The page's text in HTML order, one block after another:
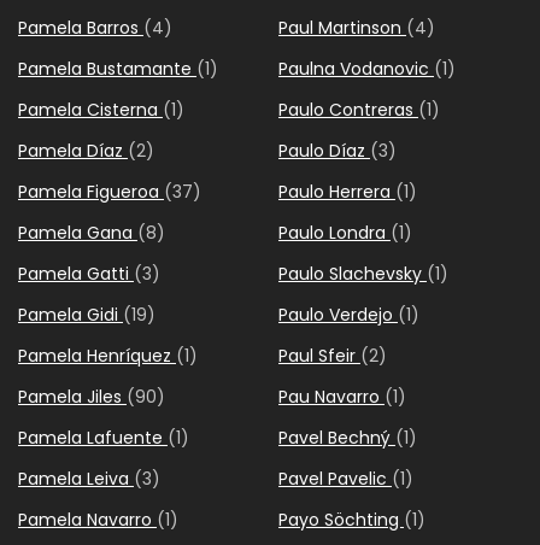
Pamela Barros (4)
Pamela Bustamante (1)
Pamela Cisterna (1)
Pamela Díaz (2)
Pamela Figueroa (37)
Pamela Gana (8)
Pamela Gatti (3)
Pamela Gidi (19)
Pamela Henríquez (1)
Pamela Jiles (90)
Pamela Lafuente (1)
Pamela Leiva (3)
Pamela Navarro (1)
Paul Martinson (4)
Paulna Vodanovic (1)
Paulo Contreras (1)
Paulo Díaz (3)
Paulo Herrera (1)
Paulo Londra (1)
Paulo Slachevsky (1)
Paulo Verdejo (1)
Paul Sfeir (2)
Pau Navarro (1)
Pavel Bechný (1)
Pavel Pavelic (1)
Payo Söchting (1)